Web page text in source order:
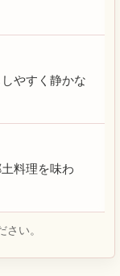
やすく静かな
料理を味わ
い。